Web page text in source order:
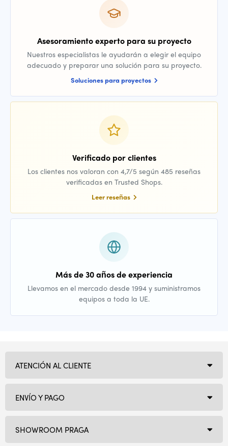
Asesoramiento experto para su proyecto
Nuestros especialistas le ayudarán a elegir el equipo
adecuado y preparar una solución para su proyecto.
Soluciones para proyectos
Verificado por clientes
Los clientes nos valoran con 4,7/5 según 485 reseñas
verificadas en Trusted Shops.
Leer reseñas
Más de 30 años de experiencia
Llevamos en el mercado desde 1994 y suministramos
equipos a toda la UE.
SHOWROOM PRAGA
ATENCIÓN AL CLIENTE
ENVÍO Y PAGO